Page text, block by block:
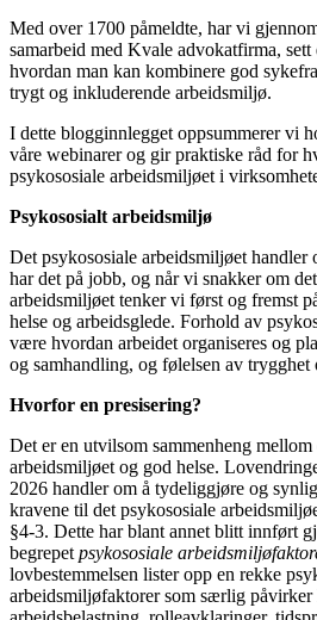
Med over 1700 påmeldte, har vi
samarbeid med Kvale advokatfirma, sett
hvordan man kan kombinere god
trygt og inkluderende arbeidsmiljø.
I dette blogginnlegget oppsummerer vi
våre webinarer og gir praktiske råd for
psykososiale arbeidsmiljøet i
Psykososialt arbeidsmiljø
Det psykososiale arbeidsmiljøet handler
har det på jobb, og når vi snakker om
arbeidsmiljøet tenker vi først og fremst
helse og arbeidsglede. Forhold av
være hvordan arbeidet organiseres og
og samhandling, og følelsen av trygghet
Hvorfor en presisering?
Det er en utvilsom sammenheng mellom
arbeidsmiljøet og god helse.
2026 handler om å tydeliggjøre og
kravene til det psykososiale
§4-3. Dette har blant annet blitt innført
begrepet psykososiale
lovbestemmelsen lister opp en rekke
arbeidsmiljøfaktorer som særlig